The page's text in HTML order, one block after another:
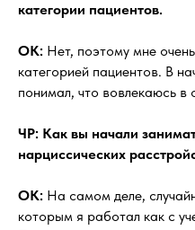
категории пациентов.
OK: Нет, поэтому мне
категорией пациентов. В
понимал, что вовлекаюсь в
ЧР: Как вы начали
нарциссических
OK: На самом деле,
которым я работал как с